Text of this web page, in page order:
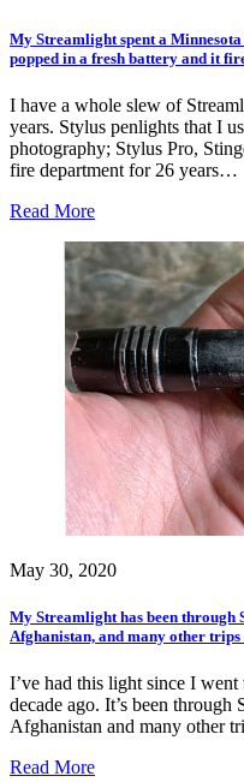
My Streamlight spent a
popped in a fresh battery and it
I have a whole slew of
years. Stylus penlights that I
photography; Stylus Pro,
fire department for 26 years…
Read More
May 30, 2020
My Streamlight has been through
Afghanistan, and many other
I’ve had this light since I
decade ago. It’s been
Afghanistan and many other
Read More